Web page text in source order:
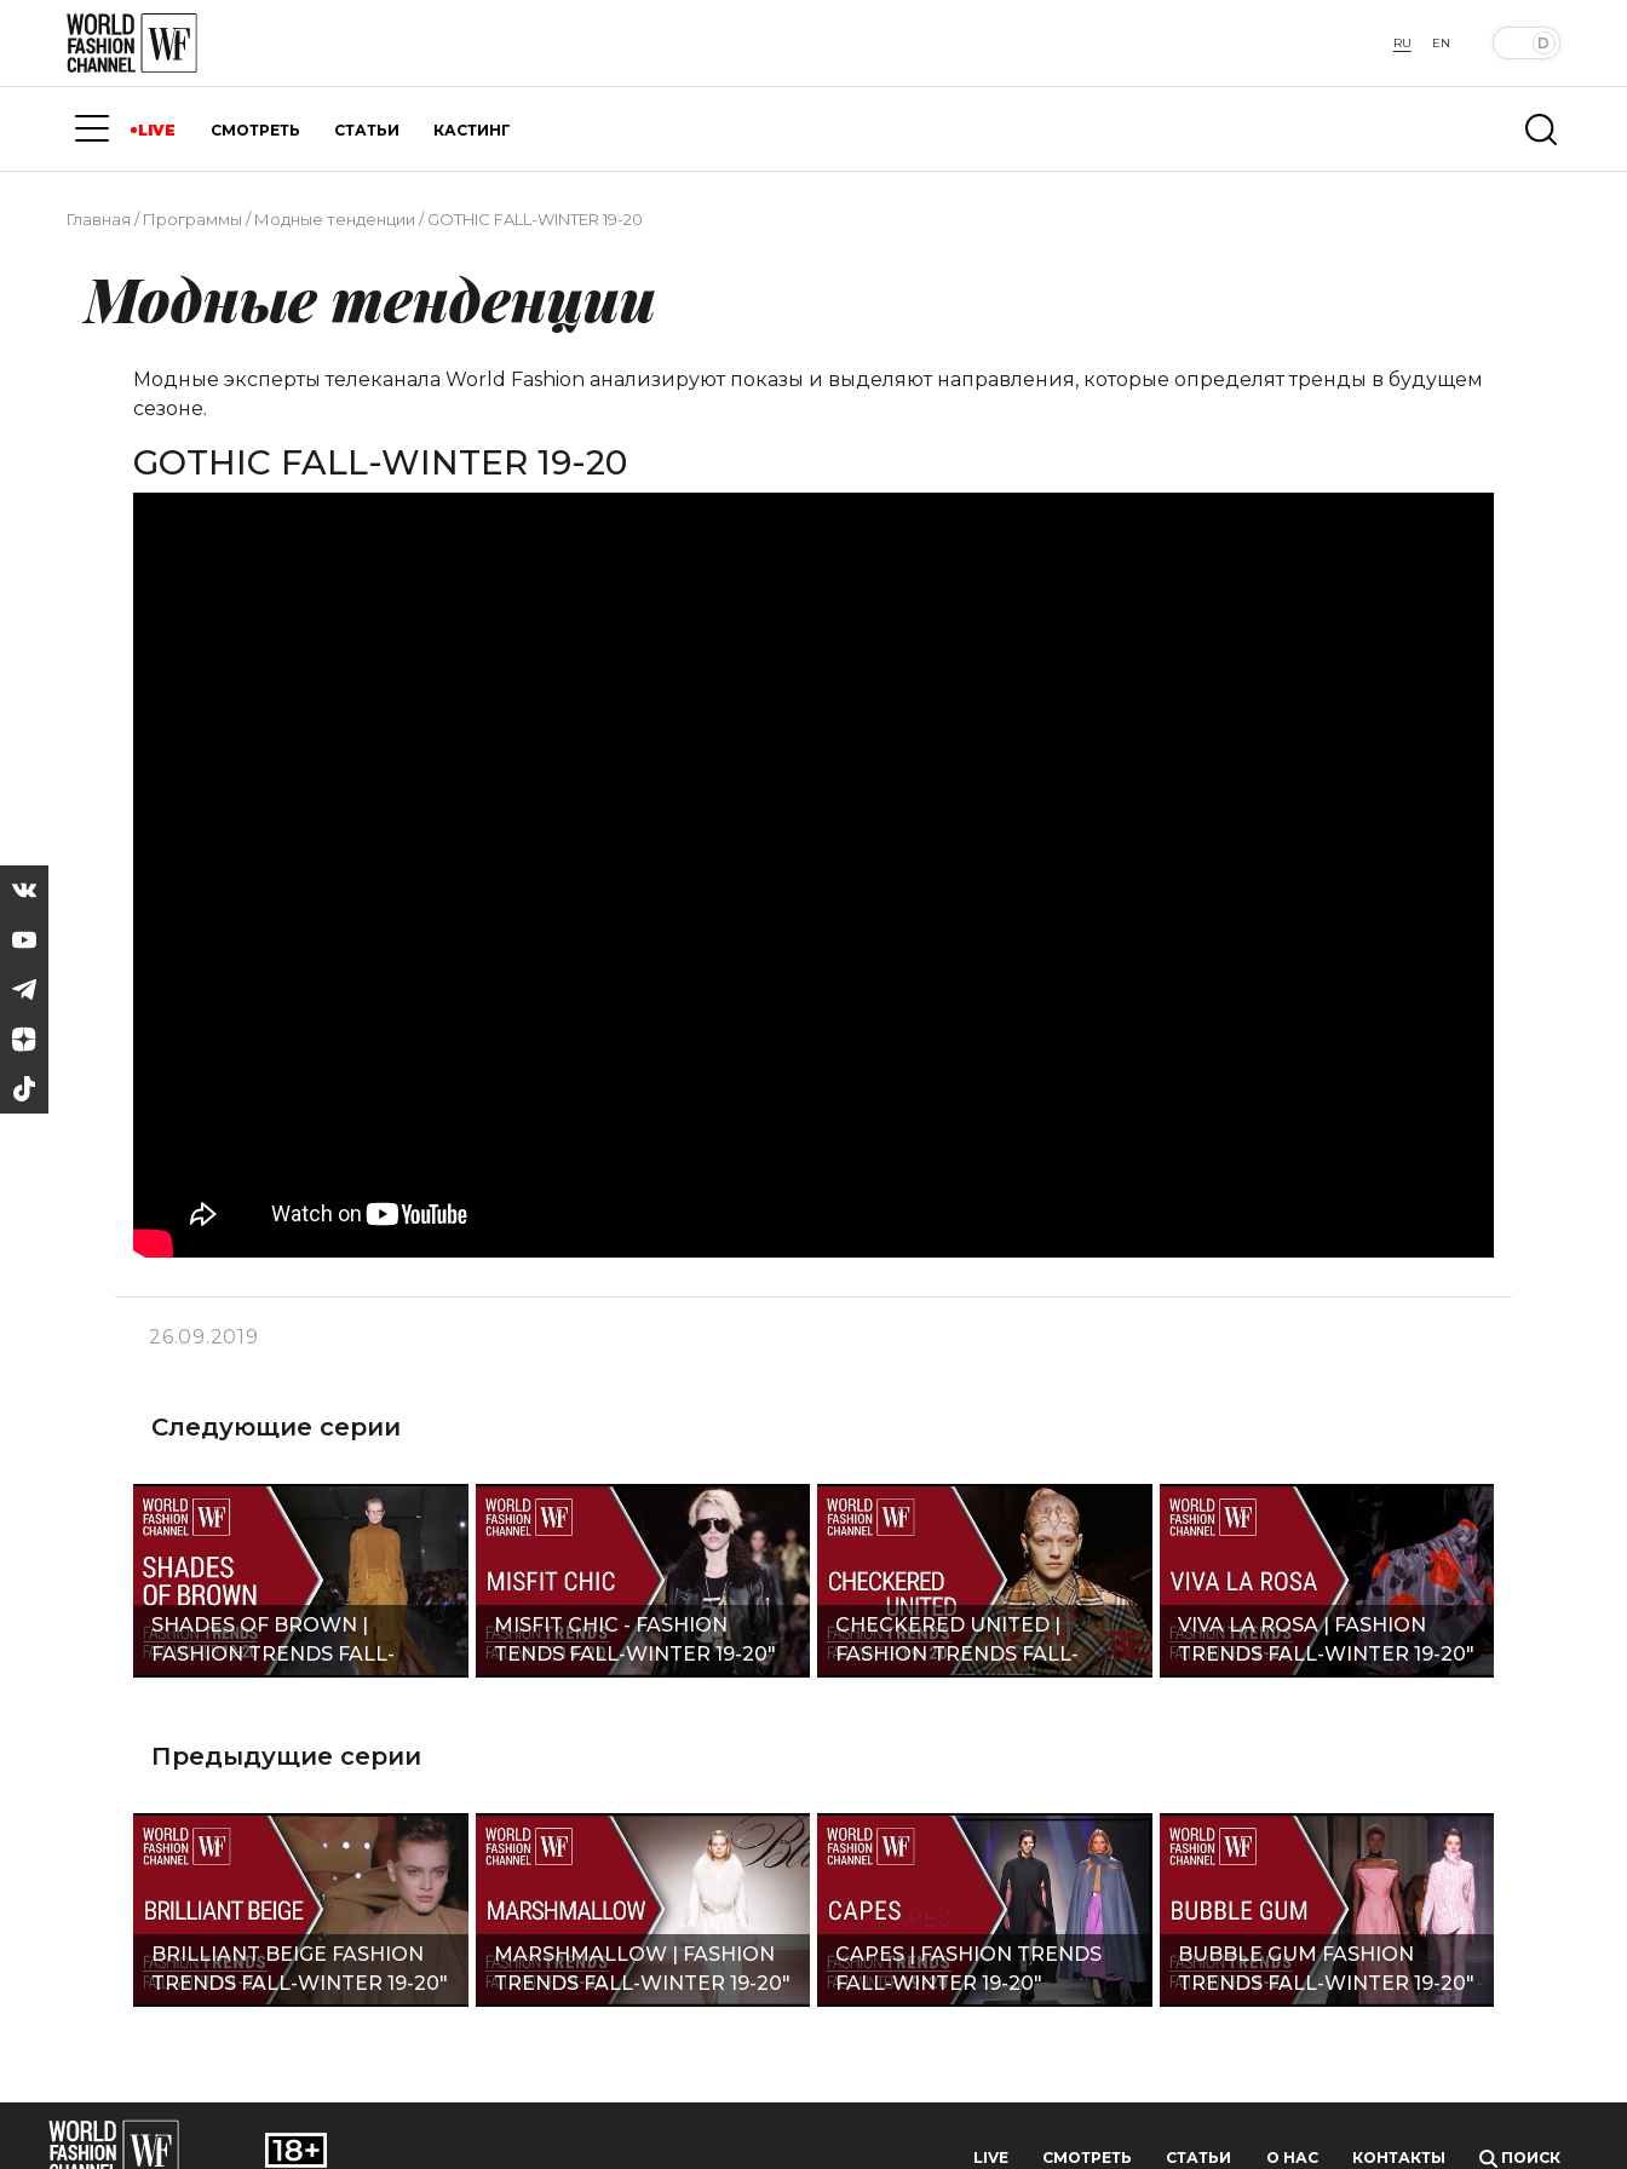
RU EN
LIVE СМОТРЕТЬ СТАТЬИ КАСТИНГ
Главная /Программы /Модные тенденции /GOTHIC FALL-WINTER 19-20
Модные тенденции
Модные эксперты телеканала World Fashion анализируют показы и выделяют направления, которые определят тренды в будущем
сезоне.
GOTHIC FALL-WINTER 19-20
26.09.2019
Следующие серии
SHADES OF BROWN |
FASHION TRENDS FALL-
WINTER 19-20"
MISFIT CHIC - FASHION
TENDS FALL-WINTER 19-20"
CHECKERED UNITED |
FASHION TRENDS FALL-
WINTER 19-20"
VIVA LA ROSA | FASHION
TRENDS FALL-WINTER 19-20"
Предыдущие серии
BRILLIANT BEIGE FASHION
TRENDS FALL-WINTER 19-20"
MARSHMALLOW | FASHION
TRENDS FALL-WINTER 19-20"
CAPES | FASHION TRENDS
FALL-WINTER 19-20"
BUBBLE GUM FASHION
TRENDS FALL-WINTER 19-20"
LIVE СМОТРЕТЬ СТАТЬИ О НАС КОНТАКТЫ ПОИСК